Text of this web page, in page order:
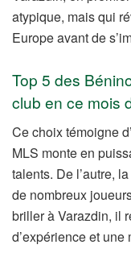
atypique, mais qui
Europe avant de
Top 5 des
club en ce mois
Ce choix témoigne
MLS monte en
talents. De l’autre,
de nombreux
briller à Varazdin, il
d’expérience et